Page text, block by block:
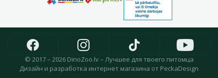
© 2017 – 2026 DinoZoo.lv – Лучшее для твоего питомца
Дизайн и разработка интернет магазина от PeckaDesign